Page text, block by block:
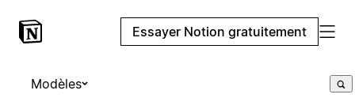
Essayer Notion gratuitement
Modèles